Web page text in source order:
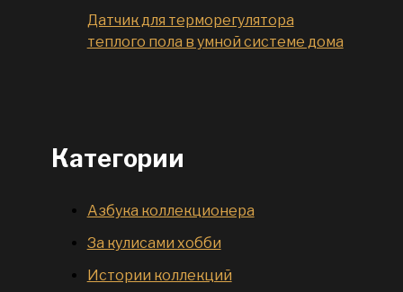
Датчик для терморегулятора
теплого пола в умной системе дома
Категории
Азбука коллекционера
За кулисами хобби
Истории коллекций